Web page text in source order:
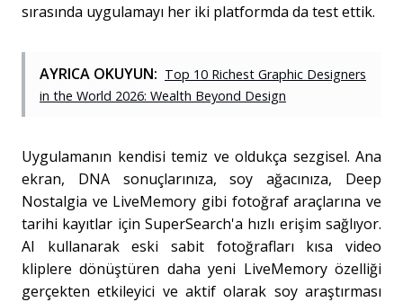
sırasında uygulamayı her iki platformda da test ettik.
AYRICA OKUYUN: Top 10 Richest Graphic Designers
in the World 2026: Wealth Beyond Design
Uygulamanın kendisi temiz ve oldukça sezgisel. Ana
ekran, DNA sonuçlarınıza, soy ağacınıza, Deep
Nostalgia ve LiveMemory gibi fotoğraf araçlarına ve
tarihi kayıtlar için SuperSearch'a hızlı erişim sağlıyor.
AI kullanarak eski sabit fotoğrafları kısa video
kliplere dönüştüren daha yeni LiveMemory özelliği
gerçekten etkileyici ve aktif olarak soy araştırması